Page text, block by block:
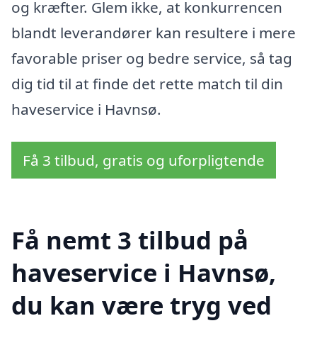
og kræfter. Glem ikke, at konkurrencen
blandt leverandører kan resultere i mere
favorable priser og bedre service, så tag
dig tid til at finde det rette match til din
haveservice i Havnsø.
Få 3 tilbud, gratis og uforpligtende
Få nemt 3 tilbud på
haveservice i Havnsø,
du kan være tryg ved